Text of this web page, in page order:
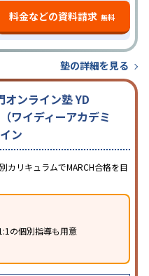
料金などの資料請求 無料
塾の詳細を見る
オンライン塾 YD
ワイディーアカデミ
ン
カリキュラムでMARCH合格を目
の個別指導も用意